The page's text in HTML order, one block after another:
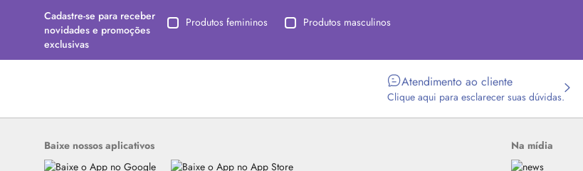
Cadastre-se para receber
novidades e promoções
exclusivas
Produtos femininos Produtos masculinos
Atendimento ao cliente
Clique aqui para esclarecer suas dúvidas.
Baixe nossos aplicativos Na mídia